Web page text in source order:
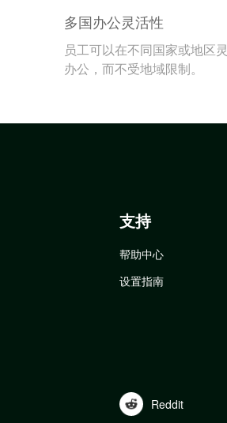
多国办公灵活性
员工可以在不同国家或地区
办公，而不受地域限制。
支持
帮助中心
设置指南
Reddit